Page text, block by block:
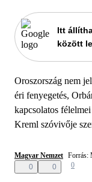
Itt
között
Oroszország nem
éri fenyegetés,
kapcsolatos
Kreml szóvivője
Magyar Nemzet Forrás:
0
0 0